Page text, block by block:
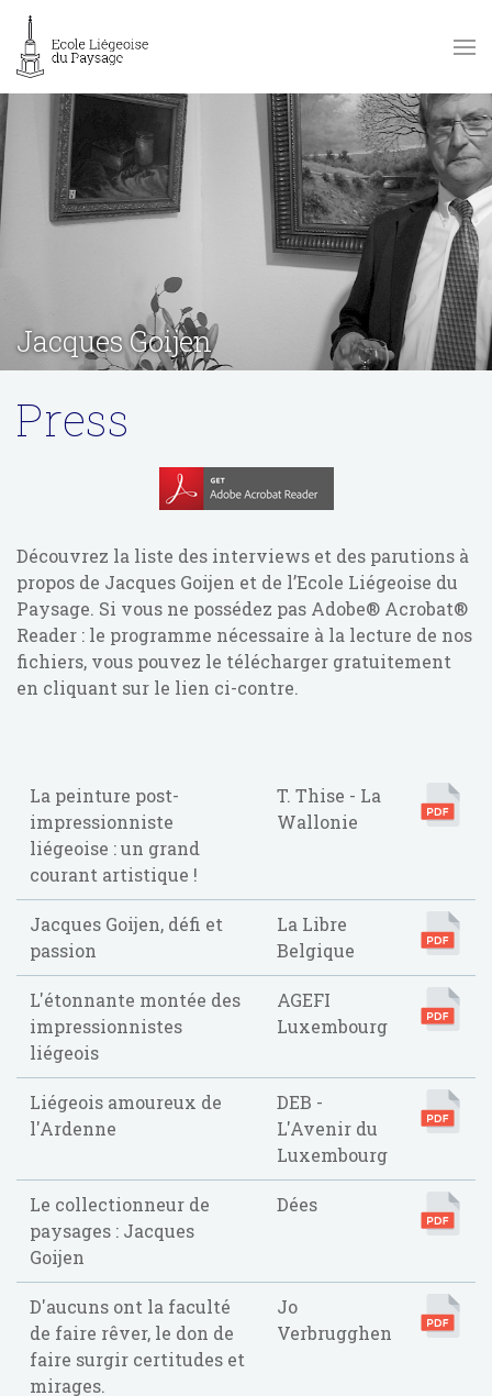
Jacques Goijen
Press
Découvrez la liste des interviews et des parutions à
propos de Jacques Goijen et de l’Ecole Liégeoise du
Paysage. Si vous ne possédez pas Adobe® Acrobat®
Reader : le programme nécessaire à la lecture de nos
fichiers, vous pouvez le télécharger gratuitement
en cliquant sur le lien ci-contre.
La peinture post-
impressionniste
liégeoise : un grand
courant artistique !
T. Thise - La
Wallonie
Jacques Goijen, défi et
passion
La Libre
Belgique
L'étonnante montée des
impressionnistes
liégeois
AGEFI
Luxembourg
Liégeois amoureux de
l'Ardenne
DEB -
L'Avenir du
Luxembourg
Le collectionneur de
paysages : Jacques
Goijen
Dées
D'aucuns ont la faculté
de faire rêver, le don de
faire surgir certitudes et
mirages.
Jo
Verbrugghen